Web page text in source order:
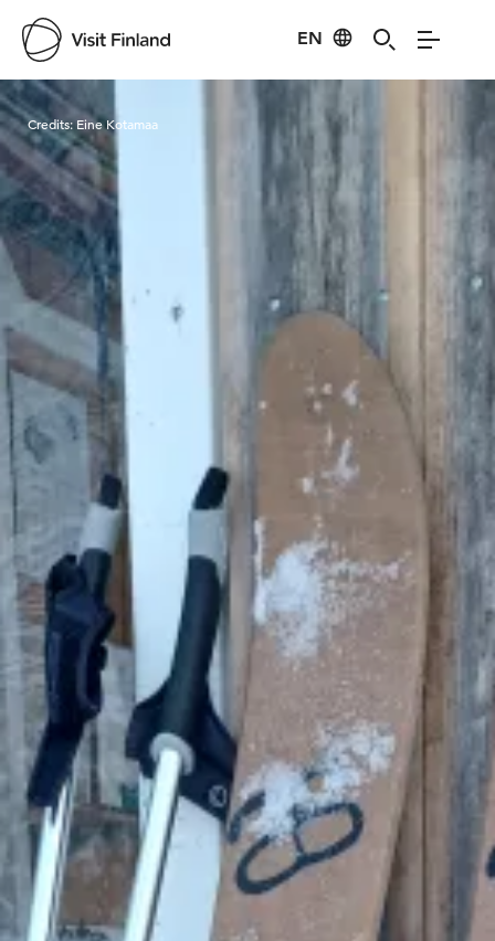
EN
Visit Finland
Credits:Eine Kotamaa